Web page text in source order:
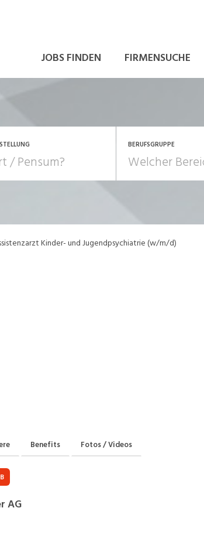
JOBS FINDEN FIRMENSUCHE
BERUFSGRUPPE
Einkauf, Logistik, Transport,
Verkehr
Kinder- und Jugendpsychiatrie (w/m/d)
Benefits Fotos / Videos
AG